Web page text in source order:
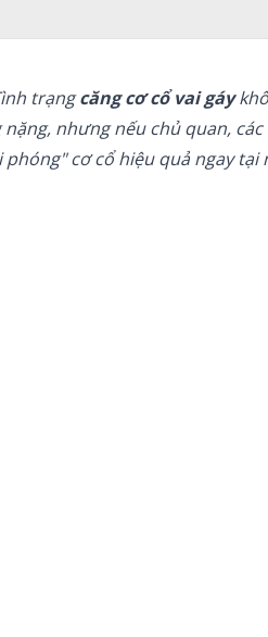
trạngcăng cơ cổ vai gáy
nhưng nếu chủ quan,
cơ cổ hiệu quả ngay tại